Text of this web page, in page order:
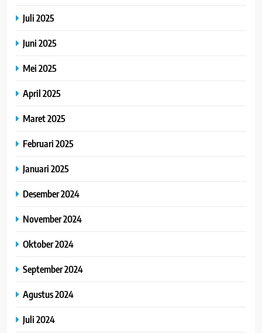
Juli 2025
Juni 2025
Mei 2025
April 2025
Maret 2025
Februari 2025
Januari 2025
Desember 2024
November 2024
Oktober 2024
September 2024
Agustus 2024
Juli 2024